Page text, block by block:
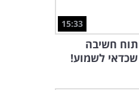
15:33
חשיבה
לשמוע!